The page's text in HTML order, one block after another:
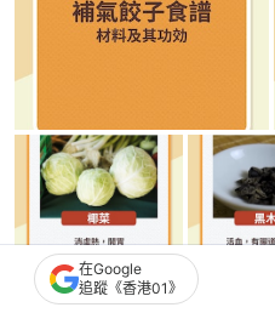
在Google
追蹤《香港01》